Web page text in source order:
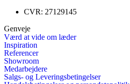
CVR: 27129145
Genveje
Værd at vide om læder
Inspiration
Referencer
Showroom
Medarbejdere
Salgs- og Leveringsbetingelser